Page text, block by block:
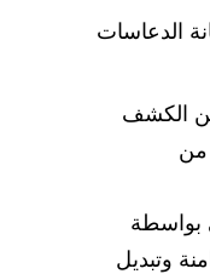
الدعاسات
الكشف
من
بواسطة
وتبديل